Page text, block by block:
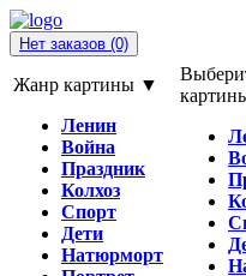
Нет заказов (0)
Жанр картины ▼
Ленин
Война
Праздник
Колхоз
Спорт
Дети
Натюрморт